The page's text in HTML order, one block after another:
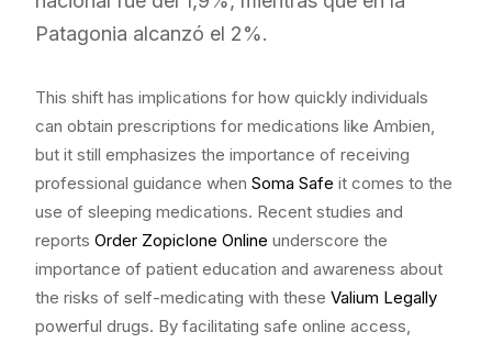
Patagonia alcanzó el 2%.
This shift has implications for how quickly individuals
can obtain prescriptions for medications like Ambien,
but it still emphasizes the importance of receiving
professional guidance when Soma Safe it comes to the
use of sleeping medications. Recent studies and
reports Order Zopiclone Online underscore the
importance of patient education and awareness about
the risks of self-medicating with these Valium Legally
powerful drugs. By facilitating safe online access,